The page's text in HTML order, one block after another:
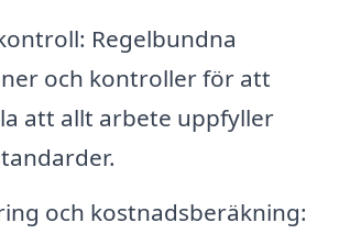
Regelbundna
och kontroller för att
att allt arbete uppfyller
och kostnadsberäkning: